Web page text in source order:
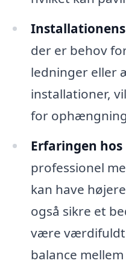
der er behov
ledninger eller
installationer,
for
Erfaringen
professionel
kan have
også sikre et
være værdifuldt
balance